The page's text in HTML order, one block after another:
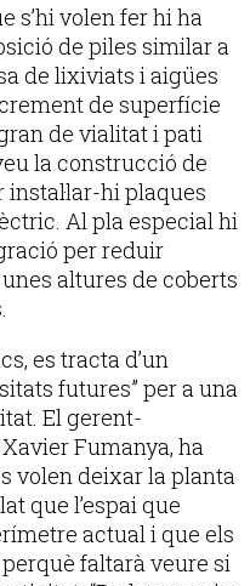
s’hi volen fer hi ha
de piles similar a
de lixiviats i aigües
de superfície
de vialitat i pati
la construcció de
hi plaques
Al pla especial hi
per reduir
altures de coberts
es tracta d’un
futures” per a una
El gerent-
Fumanya, ha
volen deixar la planta
que l’espai que
actual i que els
faltarà veure si